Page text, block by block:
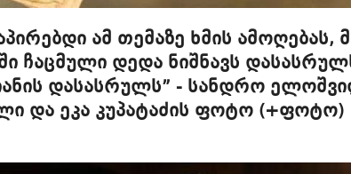
ამ თემაზე ხმის ამოღებას,
ჩაცმული დედა ნიშნავს
დასასრულს” - სანდრო
და ეკა კუპატაძის ფოტო (+ფოტო)